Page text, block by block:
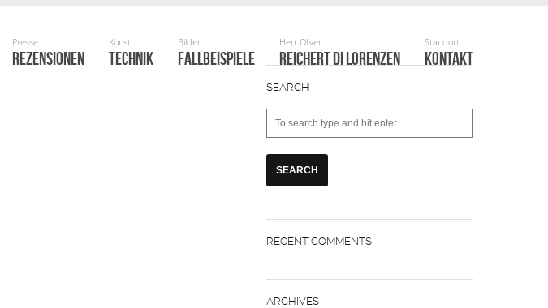
REZENSIONEN TECHNIK FALLBEISPIELE REICHERT DI LORENZEN KONTAKT
SEARCH
RECENT COMMENTS
ARCHIVES